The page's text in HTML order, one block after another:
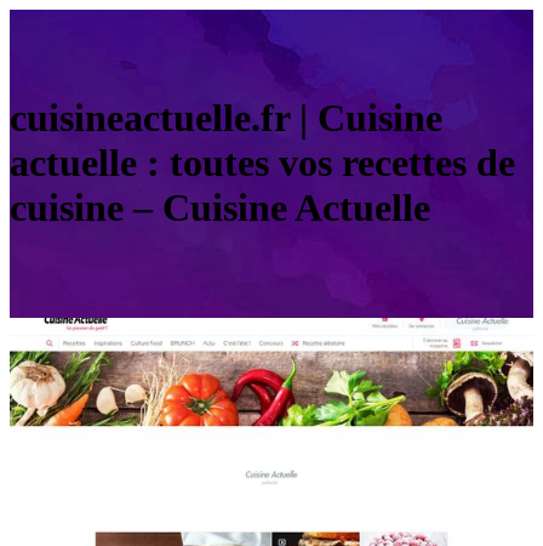
cuisineactuelle.fr | Cuisine
actuelle : toutes vos recettes de
cuisine – Cuisine Actuelle